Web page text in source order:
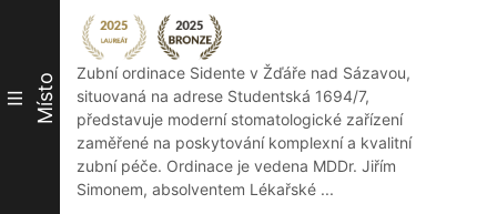
III Místo
Zubní ordinace Sidente v Žďáře nad Sázavou,
situovaná na adrese Studentská 1694/7,
představuje moderní stomatologické zařízení
zaměřené na poskytování komplexní a kvalitní
zubní péče. Ordinace je vedena MDDr. Jiřím
Simonem, absolventem Lékařské ...